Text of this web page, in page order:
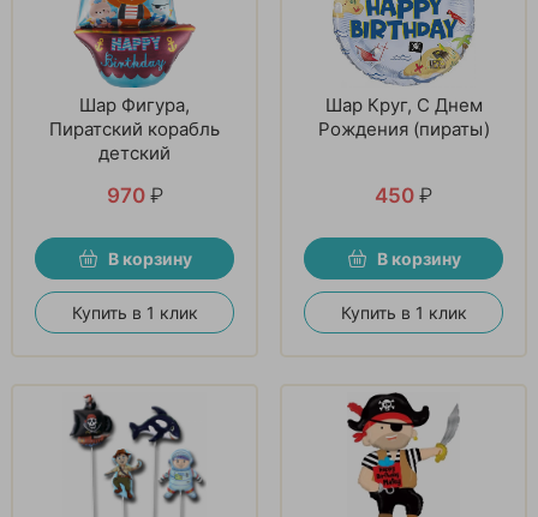
Шар Фигура,
Пиратский корабль
детский
970 ₽
В корзину
Купить в 1 клик
Шар Круг, С Днем
Рождения (пираты)
450 ₽
В корзину
Купить в 1 клик